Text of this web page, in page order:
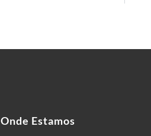
Onde Estamos